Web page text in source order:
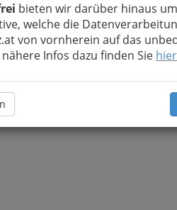
bieten wir darüber hinaus
welche die
von vornherein auf das
Infos dazu finden Sie hier